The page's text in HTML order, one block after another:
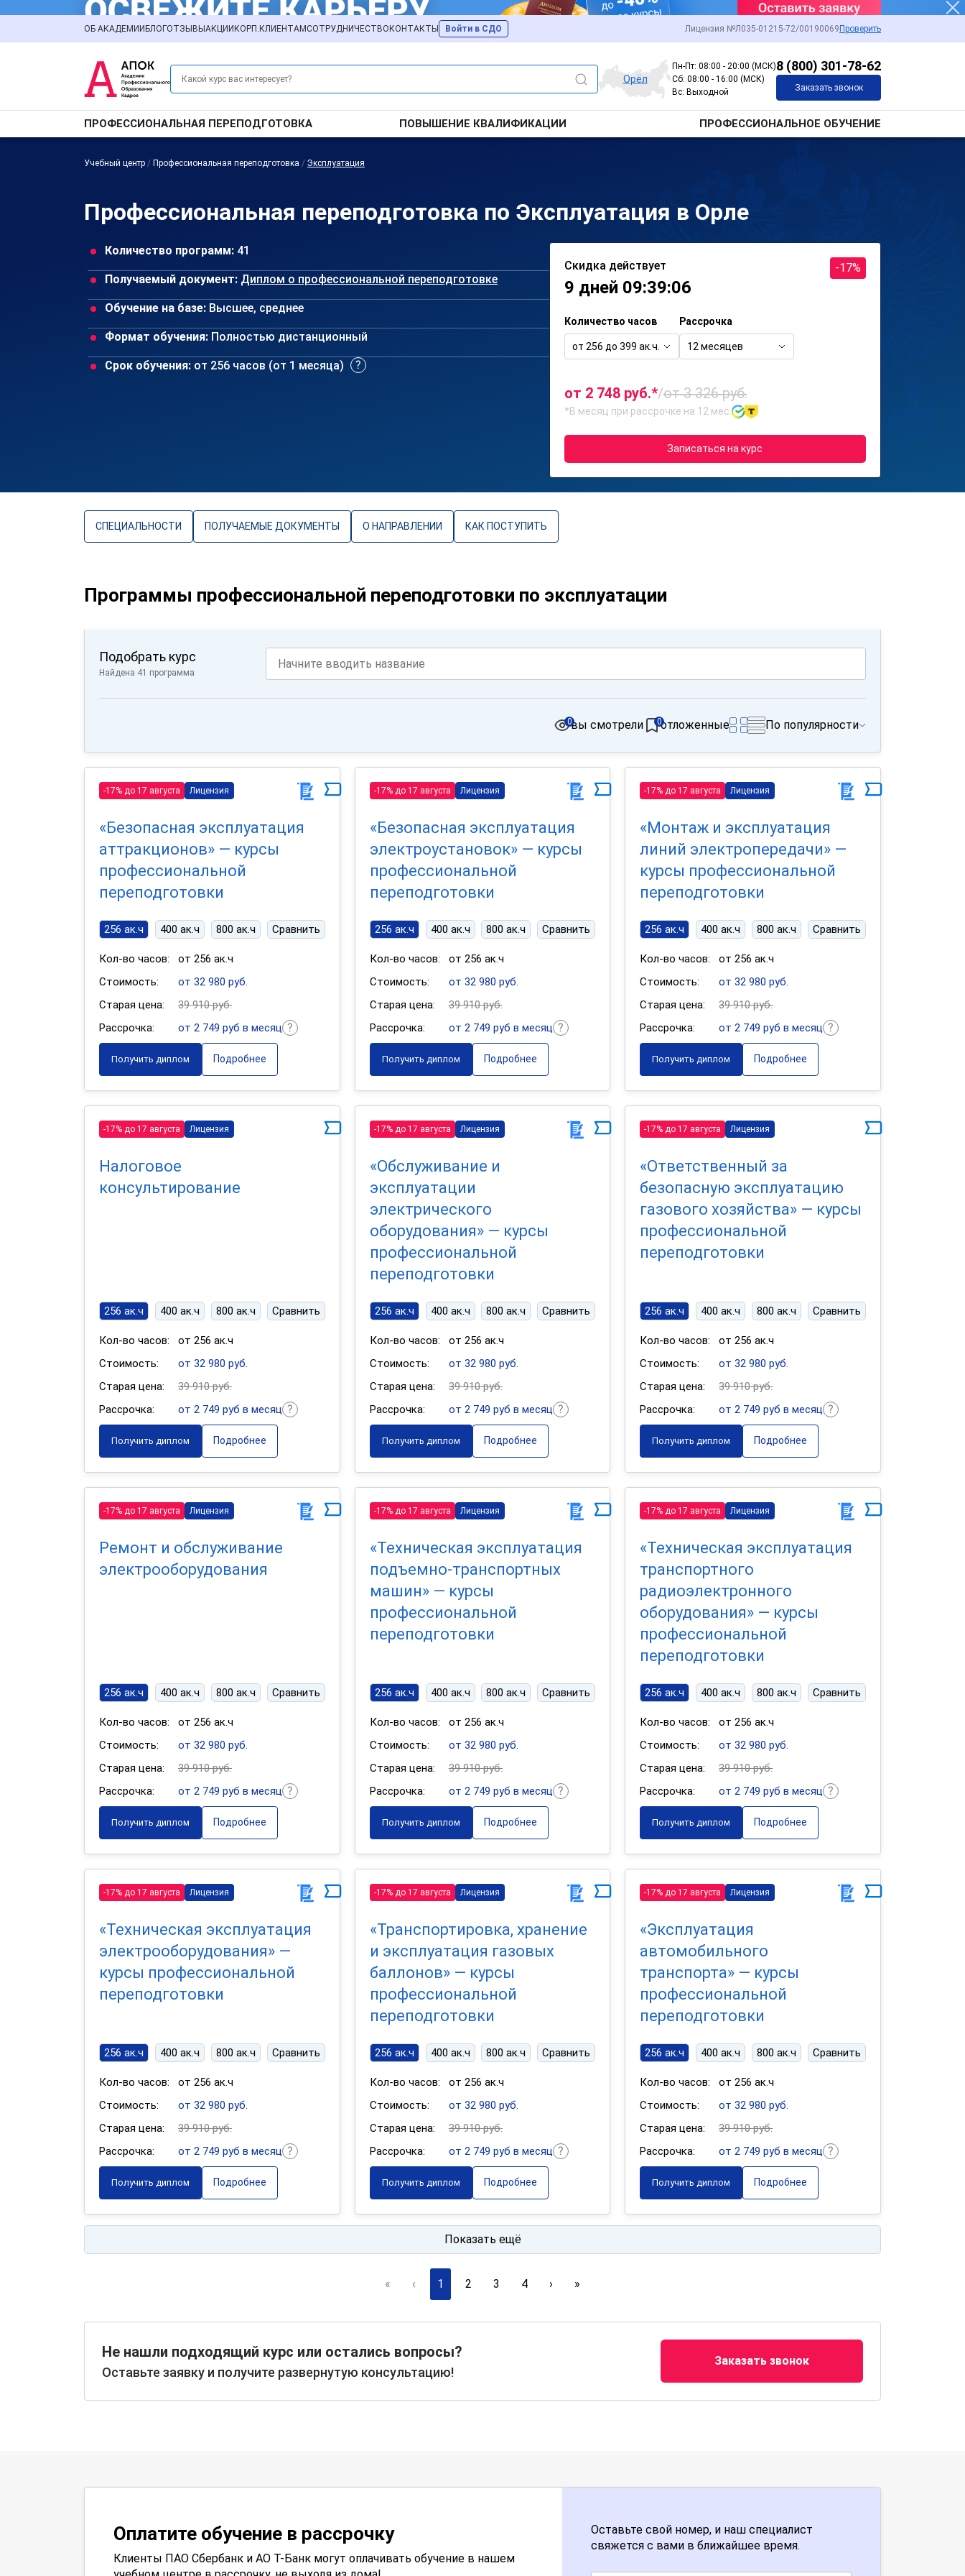
ОБ АКАДЕМИИ БЛОГОТЗЫВЫ АКЦИИ КОРП.КЛИЕНТАМСОТРУДНИЧЕСТВО КОНТАКТЫ Войти в СДО Лицензия №Л035-01215-72/00190069 Проверить
Орёл
Пн-Пт: 08:00 - 20:00 (МСК)
Сб: 08:00 - 16:00 (МСК)
Вс: Выходной
8 (800) 301-78-62
Заказать звонок
ПРОФЕССИОНАЛЬНАЯ ПЕРЕПОДГОТОВКА ПОВЫШЕНИЕ КВАЛИФИКАЦИИ ПРОФЕССИОНАЛЬНОЕ ОБУЧЕНИЕ
Учебный центр / Профессиональная переподготовка / Эксплуатация
Профессиональная переподготовка по Эксплуатация в Орле
Количество программ: 41
Получаемый документ: Диплом о профессиональной переподготовке
Обучение на базе: Высшее, среднее
Формат обучения: Полностью дистанционный
Срок обучения: от 256 часов (от 1 месяца)
Скидка действует
9 дней 09:39:06
-17%
Количество часов
от 256 до 399 ак.ч.
Рассрочка
12 месяцев
от 2 748 руб.*/от 3 326 руб.
*В месяц при рассрочке на 12 мес.
Записаться на курс
СПЕЦИАЛЬНОСТИ ПОЛУЧАЕМЫЕ ДОКУМЕНТЫ О НАПРАВЛЕНИИ КАК ПОСТУПИТЬ
Программы профессиональной переподготовки по эксплуатации
Подобрать курс
Найдена 41 программа
вы смотрели
0 отложенные
0 По популярности
-17% до 17 августа Лицензия
«Безопасная эксплуатация
аттракционов» — курсы
профессиональной
переподготовки
256 ак.ч 400 ак.ч 800 ак.ч Сравнить
Кол-во часов:
от 256 ак.ч
Стоимость:
от 32 980 руб.
Старая цена:
39 910 руб.
Рассрочка:
от 2 749 руб в месяц
Получить диплом Подробнее
-17% до 17 августа Лицензия
«Безопасная эксплуатация
электроустановок» — курсы
профессиональной
переподготовки
256 ак.ч 400 ак.ч 800 ак.ч Сравнить
Кол-во часов:
от 256 ак.ч
Стоимость:
от 32 980 руб.
Старая цена:
39 910 руб.
Рассрочка:
от 2 749 руб в месяц
Получить диплом Подробнее
-17% до 17 августа Лицензия
«Монтаж и эксплуатация
линий электропередачи» —
курсы профессиональной
переподготовки
256 ак.ч 400 ак.ч 800 ак.ч Сравнить
Кол-во часов:
от 256 ак.ч
Стоимость:
от 32 980 руб.
Старая цена:
39 910 руб.
Рассрочка:
от 2 749 руб в месяц
Получить диплом Подробнее
-17% до 17 августа Лицензия
Налоговое
консультирование
256 ак.ч 400 ак.ч 800 ак.ч Сравнить
Кол-во часов:
от 256 ак.ч
Стоимость:
от 32 980 руб.
Старая цена:
39 910 руб.
Рассрочка:
от 2 749 руб в месяц
Получить диплом Подробнее
-17% до 17 августа Лицензия
«Обслуживание и
эксплуатации
электрического
оборудования» — курсы
профессиональной
переподготовки
256 ак.ч 400 ак.ч 800 ак.ч Сравнить
Кол-во часов:
от 256 ак.ч
Стоимость:
от 32 980 руб.
Старая цена:
39 910 руб.
Рассрочка:
от 2 749 руб в месяц
Получить диплом Подробнее
-17% до 17 августа Лицензия
«Ответственный за
безопасную эксплуатацию
газового хозяйства» — курсы
профессиональной
переподготовки
256 ак.ч 400 ак.ч 800 ак.ч Сравнить
Кол-во часов:
от 256 ак.ч
Стоимость:
от 32 980 руб.
Старая цена:
39 910 руб.
Рассрочка:
от 2 749 руб в месяц
Получить диплом Подробнее
-17% до 17 августа Лицензия
Ремонт и обслуживание
электрооборудования
256 ак.ч 400 ак.ч 800 ак.ч Сравнить
Кол-во часов:
от 256 ак.ч
Стоимость:
от 32 980 руб.
Старая цена:
39 910 руб.
Рассрочка:
от 2 749 руб в месяц
Получить диплом Подробнее
-17% до 17 августа Лицензия
«Техническая эксплуатация
подъемно-транспортных
машин» — курсы
профессиональной
переподготовки
256 ак.ч 400 ак.ч 800 ак.ч Сравнить
Кол-во часов:
от 256 ак.ч
Стоимость:
от 32 980 руб.
Старая цена:
39 910 руб.
Рассрочка:
от 2 749 руб в месяц
Получить диплом Подробнее
-17% до 17 августа Лицензия
«Техническая эксплуатация
транспортного
радиоэлектронного
оборудования» — курсы
профессиональной
переподготовки
256 ак.ч 400 ак.ч 800 ак.ч Сравнить
Кол-во часов:
от 256 ак.ч
Стоимость:
от 32 980 руб.
Старая цена:
39 910 руб.
Рассрочка:
от 2 749 руб в месяц
Получить диплом Подробнее
-17% до 17 августа Лицензия
«Техническая эксплуатация
электрооборудования» —
курсы профессиональной
переподготовки
256 ак.ч 400 ак.ч 800 ак.ч Сравнить
Кол-во часов:
от 256 ак.ч
Стоимость:
от 32 980 руб.
Старая цена:
39 910 руб.
Рассрочка:
от 2 749 руб в месяц
Получить диплом Подробнее
-17% до 17 августа Лицензия
«Транспортировка, хранение
и эксплуатация газовых
баллонов» — курсы
профессиональной
переподготовки
256 ак.ч 400 ак.ч 800 ак.ч Сравнить
Кол-во часов:
от 256 ак.ч
Стоимость:
от 32 980 руб.
Старая цена:
39 910 руб.
Рассрочка:
от 2 749 руб в месяц
Получить диплом Подробнее
-17% до 17 августа Лицензия
«Эксплуатация
автомобильного
транспорта» — курсы
профессиональной
переподготовки
256 ак.ч 400 ак.ч 800 ак.ч Сравнить
Кол-во часов:
от 256 ак.ч
Стоимость:
от 32 980 руб.
Старая цена:
39 910 руб.
Рассрочка:
от 2 749 руб в месяц
Получить диплом Подробнее
Показать ещё
« ‹ 1 2 3 4 › »
Не нашли подходящий курс или остались вопросы?
Оставьте заявку и получите развернутую консультацию!
Заказать звонок
Оплатите обучение в рассрочку
Клиенты ПАО Сбербанк и АО Т-Банк могут оплачивать обучение в нашем
Оставьте свой номер, и наш специалист
свяжется с вами в ближайшее время.